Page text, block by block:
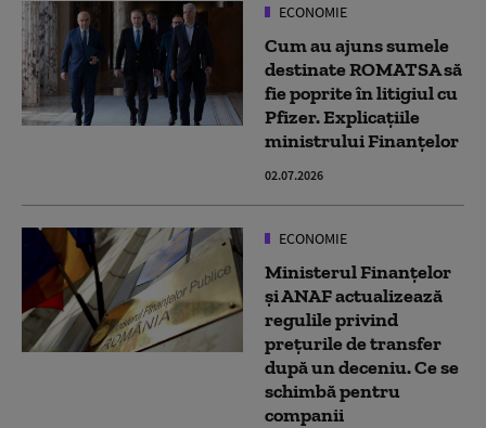
ECONOMIE
Cum au ajuns sumele
destinate ROMATSA să
fie poprite în litigiul cu
Pfizer. Explicațiile
ministrului Finanțelor
02.07.2026
ECONOMIE
Ministerul Finanțelor
și ANAF actualizează
regulile privind
prețurile de transfer
după un deceniu. Ce se
schimbă pentru
companii